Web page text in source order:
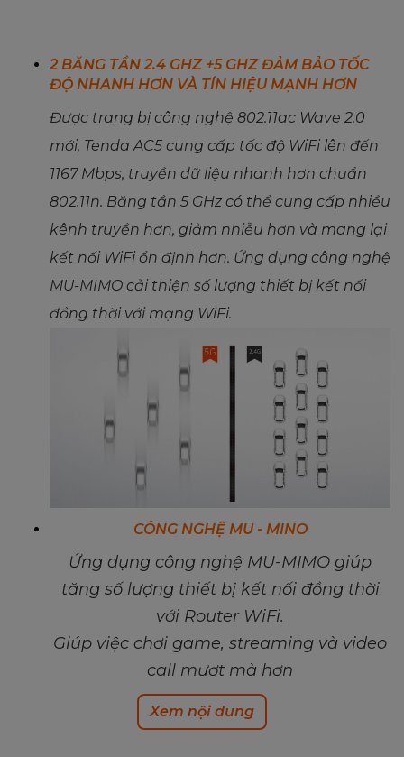
2 BĂNG TẦN 2.4 GHZ +5 GHZ ĐẢM BẢO TỐC
ĐỘ NHANH HƠN VÀ TÍN HIỆU MẠNH HƠN
Được trang bị công nghệ 802.11ac Wave 2.0
mới, Tenda AC5 cung cấp tốc độ WiFi lên đến
1167 Mbps, truyền dữ liệu nhanh hơn chuẩn
802.11n. Băng tần 5 GHz có thể cung cấp nhiều
kênh truyền hơn, giảm nhiễu hơn và mang lại
kết nối WiFi ổn định hơn. Ứng dụng công nghệ
MU-MIMO cải thiện số lượng thiết bị kết nối
đồng thời với mạng WiFi.
CÔNG NGHỆ MU - MINO
Ứng dụng công nghệ MU-MIMO giúp
tăng số lượng thiết bị kết nối đồng thời
với Router WiFi.
Giúp việc chơi game, streaming và video
call mượt mà hơn
Xem nội dung